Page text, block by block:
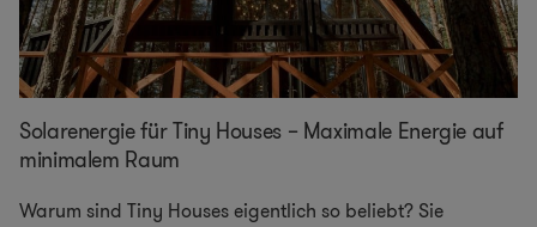
Solarenergie für Tiny Houses – Maximale Energie auf
minimalem Raum
Warum sind Tiny Houses eigentlich so beliebt? Sie